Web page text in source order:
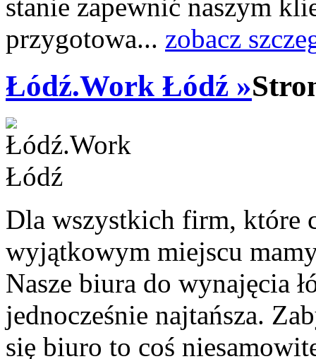
stanie zapewnić naszym
przygotowa... zobacz
Łódź.Work Łódź »
Dla wszystkich firm, które
wyjątkowym miejscu
Nasze biura do wynajęcia
jednocześnie najtańsza.
się biuro to coś